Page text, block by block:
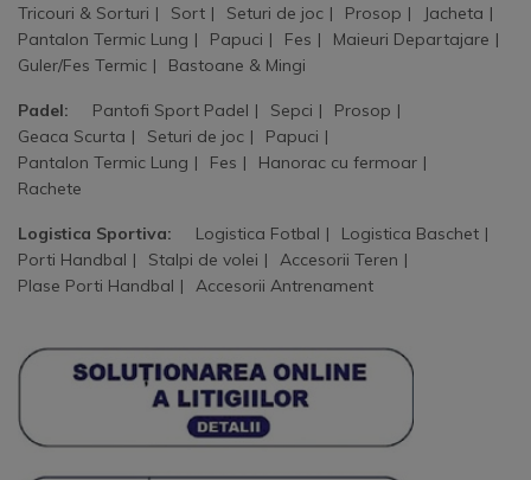
Tricouri & Sorturi
Sort Seturi de joc Prosop
Jacheta
Pantalon Termic Lung
Papuci Fes
Maieuri Departajare
Guler/Fes Termic
Bastoane & Mingi
Padel: Pantofi Sport Padel Sepci
Prosop
Geaca Scurta
Seturi de joc
Papuci
Pantalon Termic Lung
Fes
Hanorac cu fermoar
Rachete
Logistica Sportiva: Logistica Fotbal
Logistica Baschet
Porti Handbal
Stalpi de volei
Accesorii Teren
Plase Porti Handbal
Accesorii Antrenament